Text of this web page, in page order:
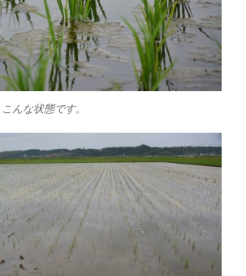
んな状態です。